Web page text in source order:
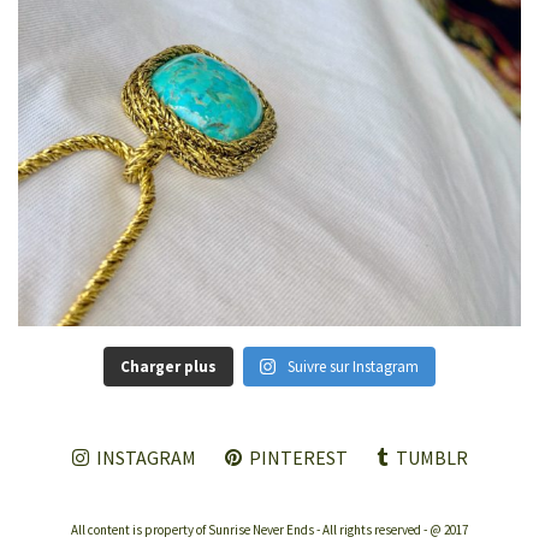
Charger plus Suivre sur Instagram
INSTAGRAM PINTEREST TUMBLR
All content is property of Sunrise Never Ends - All rights reserved - @ 2017